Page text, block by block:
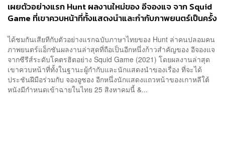
เผยตัวอย่างแรก Hunt ผลงานใหม่ของ อีจองแจ จาก Squid
Game ที่เขาควบหน้าที่ทั้งแสดงนำและกำกับภาพยนตร์เป็นครั้ง
ได้ชมกันเสียทีกับตัวอย่างแรกฉบับภาษาไทยของ Hunt ล่าคนปลอมคน
ภาพยนตร์แอ็กชันผลงานล่าสุดที่ถือเป็นอีกหนึ่งก้าวสำคัญของ อีจองแจ
จากซีรีส์ระดับโคตรฮิตอย่าง Squid Game (2021) โดยผลงานล่าสุด
เขาควบหน้าที่ทั้งในฐานะผู้กำกับและนักแสดงนำของเรื่อง ที่จะได้
ประชันฝีมือร่วมกับ จองอูซอง อีกหนึ่งนักแสดงแถวหน้าของเกาหลีใต้
หนังมีกำหนดเข้าฉายในไทย 25 สิงหาคมนี้ &...